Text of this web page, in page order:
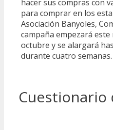
hacer sus compras con
para comprar en los
Asociación Banyoles,
campaña empezará este
octubre y se alargará
durante cuatro semanas.
Cuestionario